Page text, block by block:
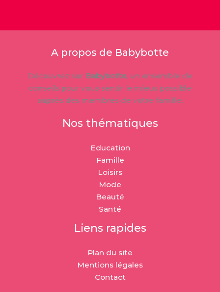
A propos de Babybotte
Découvrez sur Babybotte, un ensemble de
conseils pour vous sentir le mieux possible
auprès des membres de votre famille.
Nos thématiques
Education
Famille
Loisirs
Mode
Beauté
Santé
Liens rapides
Plan du site
Mentions légales
Contact